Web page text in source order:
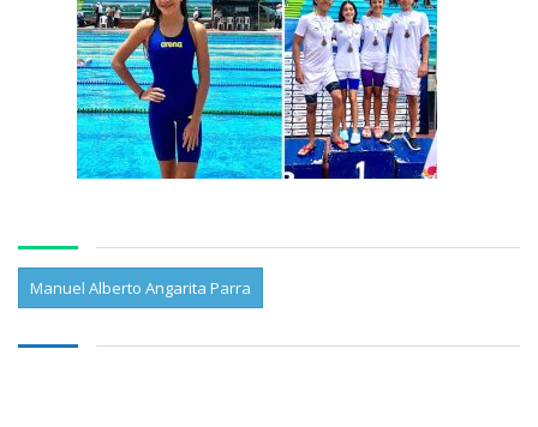
Manuel Alberto Angarita Parra